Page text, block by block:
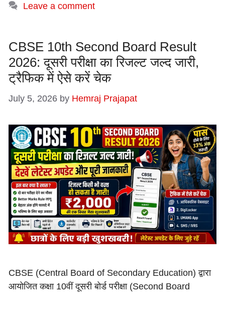
Leave a comment
CBSE 10th Second Board Result
2026: दूसरी परीक्षा का रिजल्ट जल्द जारी,
ट्रैफिक में ऐसे करें चेक
July 5, 2026 by Hemraj Prajapat
CBSE (Central Board of Secondary Education) द्वारा
आयोजित कक्षा 10वीं दूसरी बोर्ड परीक्षा (Second Board